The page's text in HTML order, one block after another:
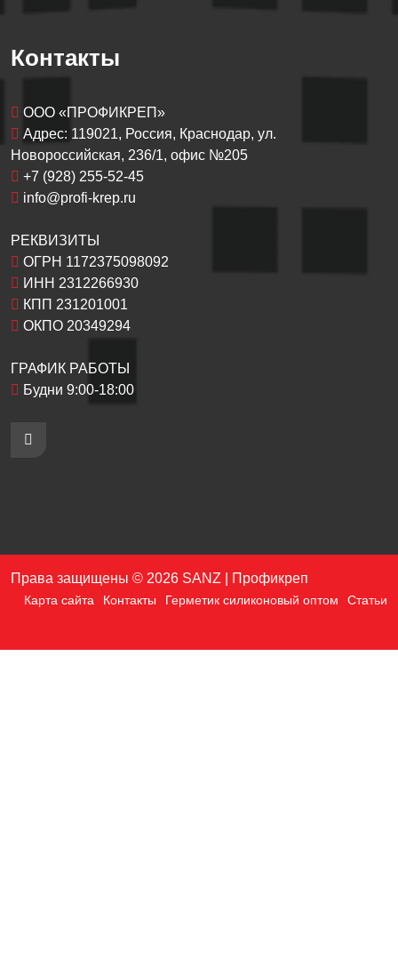
Контакты
OOO «ПРОФИКРЕП»
Адрес: 119021, Россия, Краснодар, ул.
Новороссийская, 236/1, офис №205
+7 (928) 255-52-45
info@profi-krep.ru
РЕКВИЗИТЫ
ОГРН 1172375098092
ИНН 2312266930
КПП 231201001
ОКПО 20349294
ГРАФИК РАБОТЫ
Будни 9:00-18:00
Права защищены © 2026 SANZ | Профикреп
Карта сайта Контакты Герметик силиконовый оптом Статьи